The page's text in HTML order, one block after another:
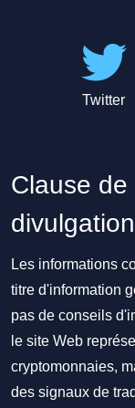
Twitter
Clause
divulgation
Les informations
titre d'information
pas de conseils
le site Web
cryptomonnaies,
des signaux de